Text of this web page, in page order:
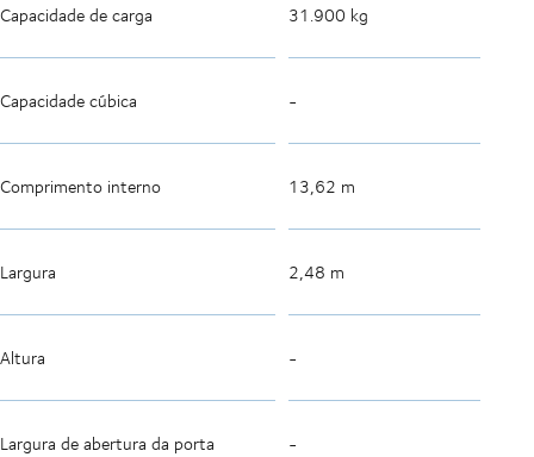
Capacidade de carga 31.900 kg
Capacidade cúbica -
Comprimento interno 13,62 m
Largura 2,48 m
Altura -
Largura de abertura da porta -